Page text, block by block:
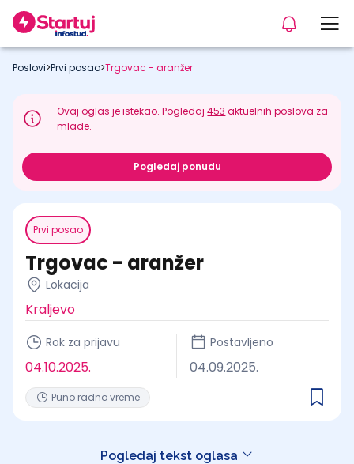
Poslovi>Prvi posao>Trgovac - aranžer
Ovaj oglas je istekao. Pogledaj453 aktuelnih poslova za
mlade.
Pogledaj ponudu
Prvi posao
Trgovac - aranžer
Lokacija
Kraljevo
Rok za prijavu
04.10.2025.
Postavljeno
04.09.2025.
Puno radno vreme
Pogledaj tekst oglasa